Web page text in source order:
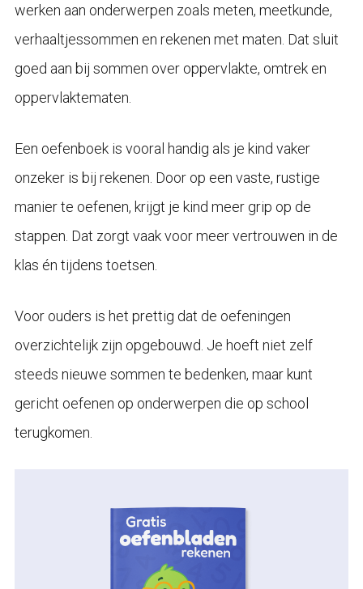
werken aan onderwerpen zoals meten, meetkunde,
verhaaltjessommen en rekenen met maten. Dat sluit
goed aan bij sommen over oppervlakte, omtrek en
oppervlaktematen.
Een oefenboek is vooral handig als je kind vaker
onzeker is bij rekenen. Door op een vaste, rustige
manier te oefenen, krijgt je kind meer grip op de
stappen. Dat zorgt vaak voor meer vertrouwen in de
klas én tijdens toetsen.
Voor ouders is het prettig dat de oefeningen
overzichtelijk zijn opgebouwd. Je hoeft niet zelf
steeds nieuwe sommen te bedenken, maar kunt
gericht oefenen op onderwerpen die op school
terugkomen.